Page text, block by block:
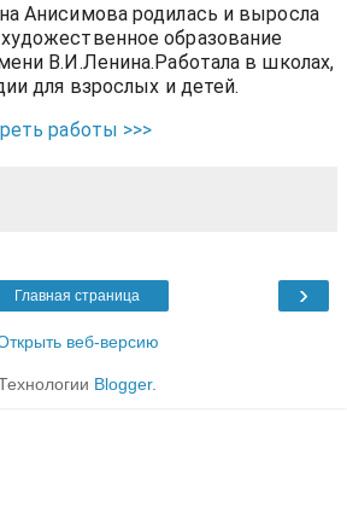
Анисимова родилась и выросла
образование
В.И.Ленина.Работала в школах,
для взрослых и детей.
работы >>>
›
Главная страница
веб-версию
Blogger.